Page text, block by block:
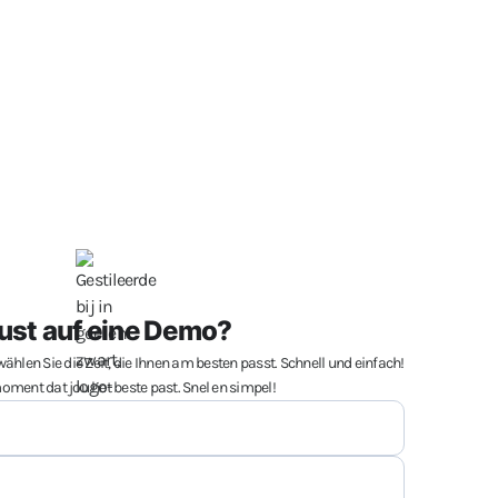
auf eine Demo?
Sie die Zeit, die Ihnen am besten passt. Schnell und einfach!
dat jou het beste past. Snel en simpel!